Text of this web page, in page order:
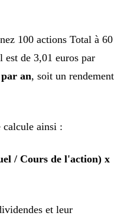
100 actions Total à 60
est de 3,01 euros par
an, soit un rendement
calcule ainsi :
/ Cours de l'action) x
et leur